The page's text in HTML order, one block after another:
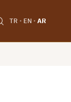
AR
EN
TR